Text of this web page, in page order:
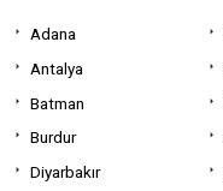
Adana
Antalya
Batman
Burdur
Diyarbakır